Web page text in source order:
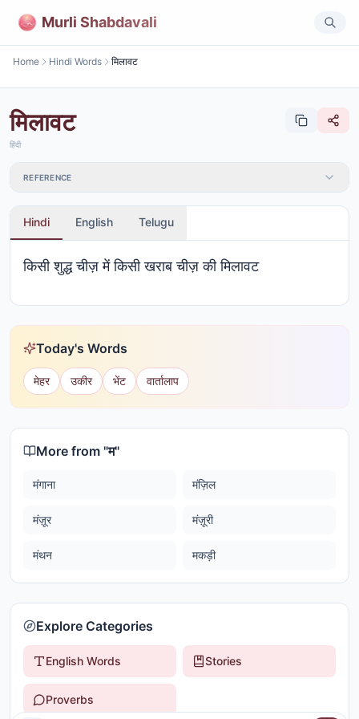
Murli Shabdavali
Home Hindi Words मिलावट
मिलावट
हिंदी
REFERENCE
Hindi English Telugu
किसी शुद्ध चीज़ में किसी खराब चीज़ की मिलावट
Today's Words
मेहर उकीर भेंट वार्तालाप
More from "म"
मंगाना मंज़िल
मंज़ूर मंज़ूरी
मंथन मकड़ी
Explore Categories
English Words Stories
Proverbs